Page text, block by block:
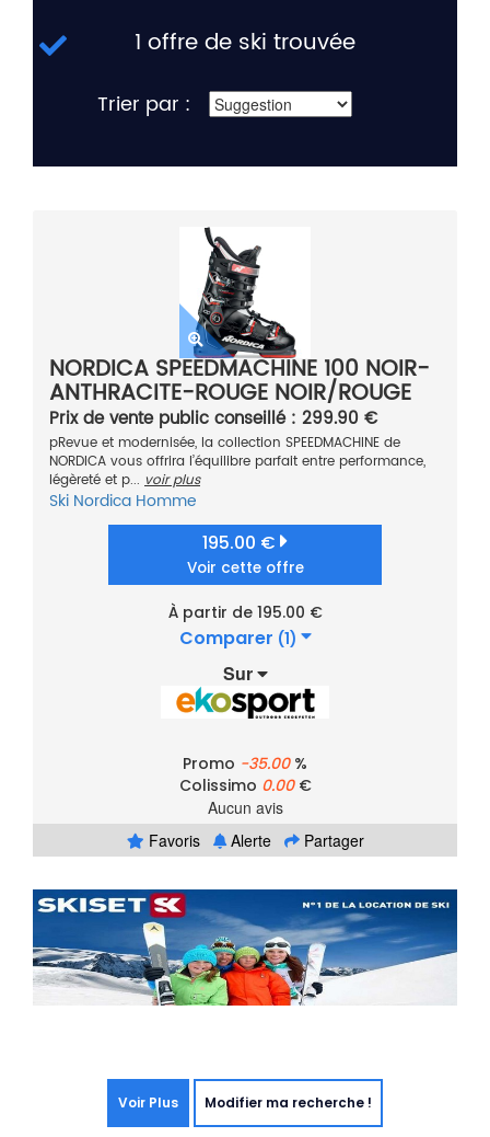
1 offre de ski trouvée
Trier par :
NORDICA SPEEDMACHINE 100 NOIR-
ANTHRACITE-ROUGE NOIR/ROUGE
2021
Prix de vente public conseillé : 299.90 €
pRevue et modernisée, la collection SPEEDMACHINE de
NORDICA vous offrira l’équilibre parfait entre performance,
légèreté et p... voir plus
Ski Nordica Homme
195.00 €
Voir cette offre
À partir de 195.00 €
Comparer (1)
Sur
Promo -35.00%
Colissimo 0.00€
Aucun avis
Favoris
Alerte Partager
Voir Plus Modifier ma recherche !